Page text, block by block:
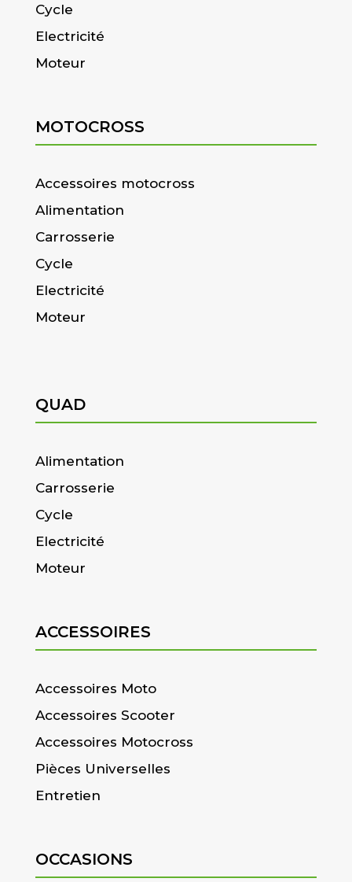
Cycle
Electricité
Moteur
MOTOCROSS
Accessoires motocross
Alimentation
Carrosserie
Cycle
Electricité
Moteur
QUAD
Alimentation
Carrosserie
Cycle
Electricité
Moteur
ACCESSOIRES
Accessoires Moto
Accessoires Scooter
Accessoires Motocross
Pièces Universelles
Entretien
OCCASIONS